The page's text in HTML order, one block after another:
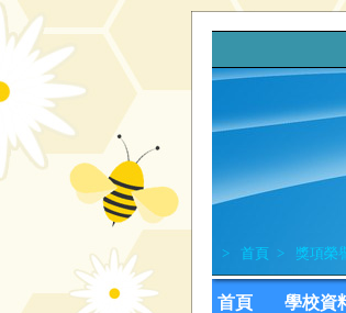
> 首頁 > 獎項榮
首頁 學校資